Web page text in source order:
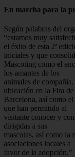
En marcha para la
Según palabras del
“estamos muy
el éxito de esta 2ª
iniciales y que
Mascoting como el
los amantes de los
animales de
ubicación en la Fira de
Barcelona, así como
que han permitido al
visitante conocer y
dirigidas a sus
mascotas, así como la
asociaciones locales a
favor de la adopción.”